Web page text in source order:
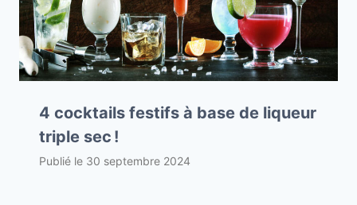
4 cocktails festifs à base de liqueur
triple sec !
Publié le 30 septembre 2024